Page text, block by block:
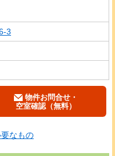
3
物件お問合せ・
空室確認（無料）
なもの